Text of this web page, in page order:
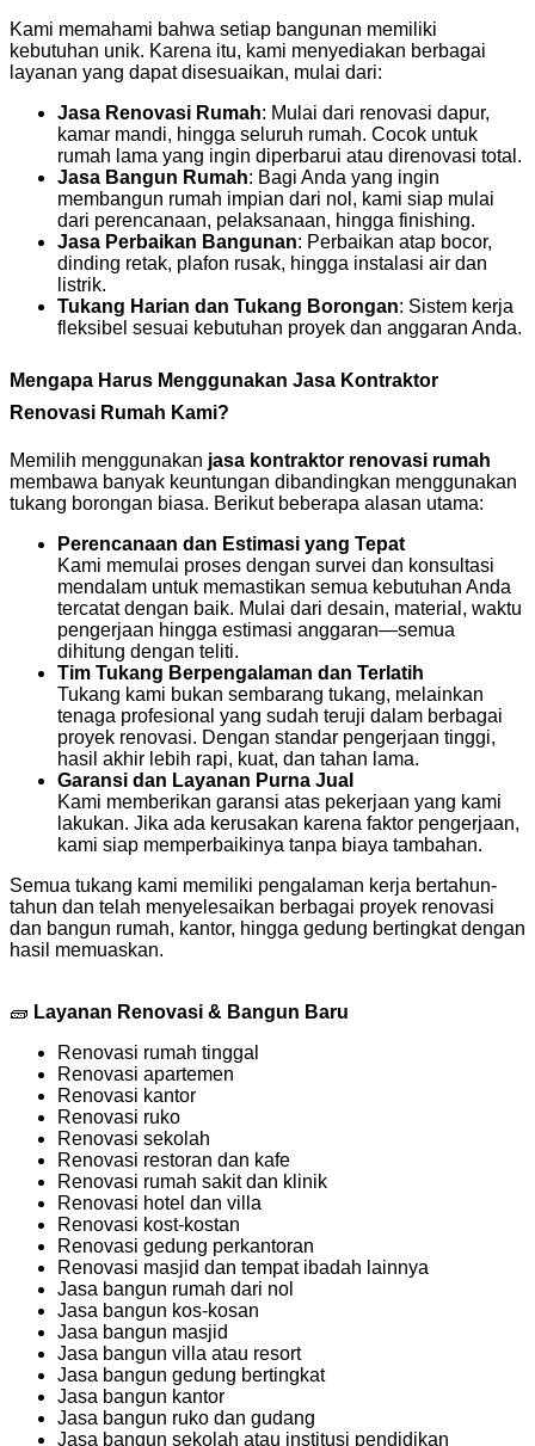
Kami memahami bahwa setiap bangunan memiliki
kebutuhan unik. Karena itu, kami menyediakan berbagai
layanan yang dapat disesuaikan, mulai dari:
Jasa Renovasi Rumah: Mulai dari renovasi dapur,
kamar mandi, hingga seluruh rumah. Cocok untuk
rumah lama yang ingin diperbarui atau direnovasi total.
Jasa Bangun Rumah: Bagi Anda yang ingin
membangun rumah impian dari nol, kami siap mulai
dari perencanaan, pelaksanaan, hingga finishing.
Jasa Perbaikan Bangunan: Perbaikan atap bocor,
dinding retak, plafon rusak, hingga instalasi air dan
listrik.
Tukang Harian dan Tukang Borongan: Sistem kerja
fleksibel sesuai kebutuhan proyek dan anggaran Anda.
Mengapa Harus Menggunakan Jasa Kontraktor
Renovasi Rumah Kami?
Memilih menggunakan jasa kontraktor renovasi rumah
membawa banyak keuntungan dibandingkan menggunakan
tukang borongan biasa. Berikut beberapa alasan utama:
Perencanaan dan Estimasi yang Tepat
Kami memulai proses dengan survei dan konsultasi
mendalam untuk memastikan semua kebutuhan Anda
tercatat dengan baik. Mulai dari desain, material, waktu
pengerjaan hingga estimasi anggaran—semua
dihitung dengan teliti.
Tim Tukang Berpengalaman dan Terlatih
Tukang kami bukan sembarang tukang, melainkan
tenaga profesional yang sudah teruji dalam berbagai
proyek renovasi. Dengan standar pengerjaan tinggi,
hasil akhir lebih rapi, kuat, dan tahan lama.
Garansi dan Layanan Purna Jual
Kami memberikan garansi atas pekerjaan yang kami
lakukan. Jika ada kerusakan karena faktor pengerjaan,
kami siap memperbaikinya tanpa biaya tambahan.
Semua tukang kami memiliki pengalaman kerja bertahun-
tahun dan telah menyelesaikan berbagai proyek renovasi
dan bangun rumah, kantor, hingga gedung bertingkat dengan
hasil memuaskan.
🧱 Layanan Renovasi & Bangun Baru
Renovasi rumah tinggal
Renovasi apartemen
Renovasi kantor
Renovasi ruko
Renovasi sekolah
Renovasi restoran dan kafe
Renovasi rumah sakit dan klinik
Renovasi hotel dan villa
Renovasi kost-kostan
Renovasi gedung perkantoran
Renovasi masjid dan tempat ibadah lainnya
Jasa bangun rumah dari nol
Jasa bangun kos-kosan
Jasa bangun masjid
Jasa bangun villa atau resort
Jasa bangun gedung bertingkat
Jasa bangun kantor
Jasa bangun ruko dan gudang
Jasa bangun sekolah atau institusi pendidikan